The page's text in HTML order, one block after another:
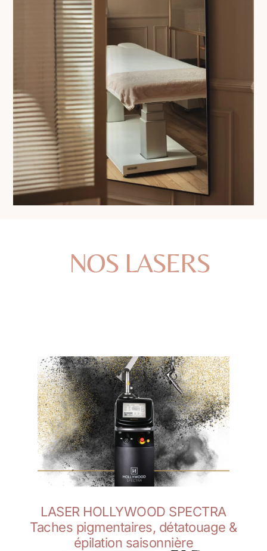
NOS LASERS
LASER HOLLYWOOD SPECTRA
Taches pigmentaires, détatouage &
épilation saisonnière